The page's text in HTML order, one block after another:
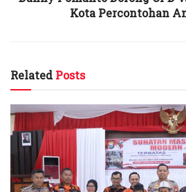
Kota Percontohan
RelatedPosts